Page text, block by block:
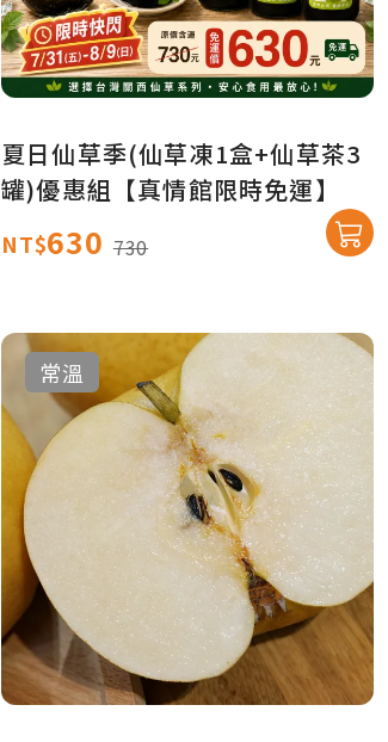
夏日仙草季(仙草凍1盒+仙草茶3
罐)優惠組【真情館限時免運】
NT$630 730
常溫